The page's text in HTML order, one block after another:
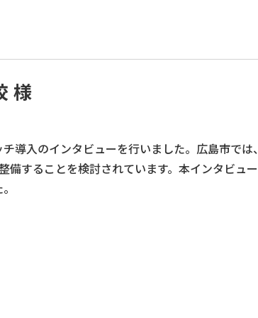
様
導入のインタビューを行いました。広島市では、
備することを検討されています。本インタビュー